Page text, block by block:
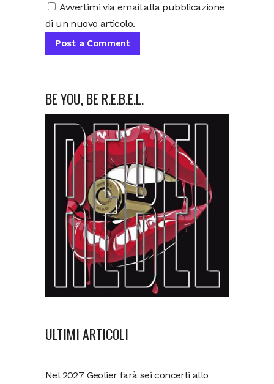
Avvertimi via email alla pubblicazione
di un nuovo articolo.
BE YOU, BE R.E.B.E.L.
ULTIMI ARTICOLI
Nel 2027 Geolier farà sei concerti allo